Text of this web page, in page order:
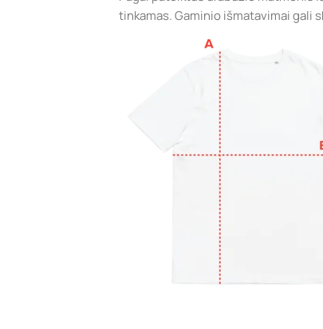
tinkamas. Gaminio išmatavimai gali